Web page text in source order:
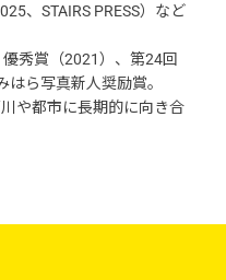
、STAIRS PRESS）など
秀賞（2021）、第24回
ら写真新人奨励賞。
や都市に長期的に向き合